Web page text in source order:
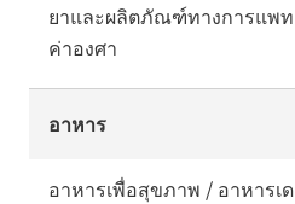
ยาและผลิตภัณฑ์ทางการแพ
ค่าองศา
อาหาร
อาหารเพื่อสุขภาพ / อาหารเ